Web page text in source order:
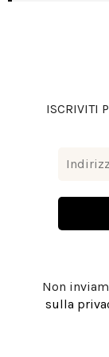
ISCRIVITI
Non
sulla